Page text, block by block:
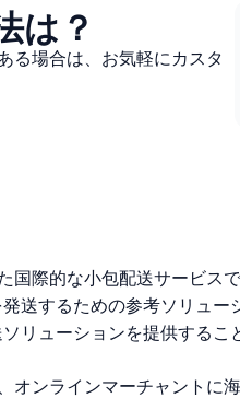
は？
る場合は、お気軽にカスタ
国際的な小包配送サービ
送するための参考ソリュ
リューションを提供するこ
オンラインマーチャント